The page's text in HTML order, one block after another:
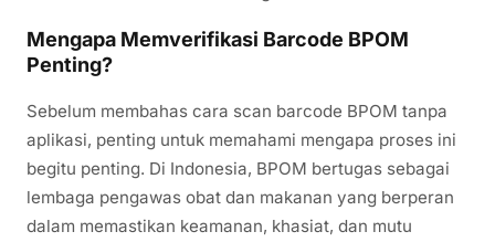
Mengapa Memverifikasi Barcode BPOM
Penting?
Sebelum membahas cara scan barcode BPOM tanpa
aplikasi, penting untuk memahami mengapa proses ini
begitu penting. Di Indonesia, BPOM bertugas sebagai
lembaga pengawas obat dan makanan yang berperan
dalam memastikan keamanan, khasiat, dan mutu